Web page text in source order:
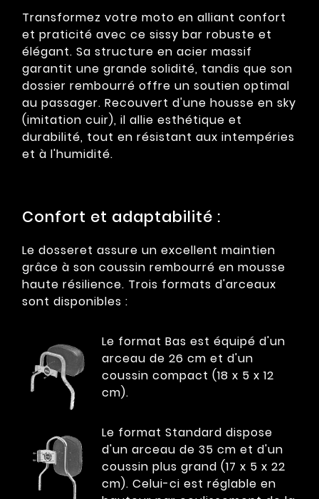
Transformez votre moto en alliant confort
et praticité avec ce sissy bar robuste et
élégant. Sa structure en acier massif
garantit une grande solidité, tandis que son
dossier rembourré offre un soutien optimal
au passager. Recouvert d'une housse en sky
(imitation cuir), il allie esthétique et
durabilité, tout en résistant aux intempéries
et à l'humidité.
Confort et adaptabilité :
Le dosseret assure un excellent maintien
grâce à son coussin rembourré en mousse
haute résilience. Trois formats d'arceaux
sont disponibles :
Le format Bas est équipé d'un
arceau de 26 cm et d'un
coussin compact (18 x 5 x 12
cm).
Le format Standard dispose
d'un arceau de 35 cm et d'un
coussin plus grand (17 x 5 x 22
cm). Celui-ci est réglable en